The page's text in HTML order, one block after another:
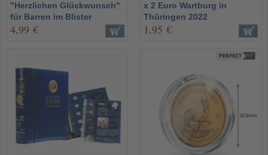
"Herzlichen Glückwunsch"
für Barren im Blister
4,99 €
x 2 Euro Wartburg in
Thüringen 2022
1,95 €